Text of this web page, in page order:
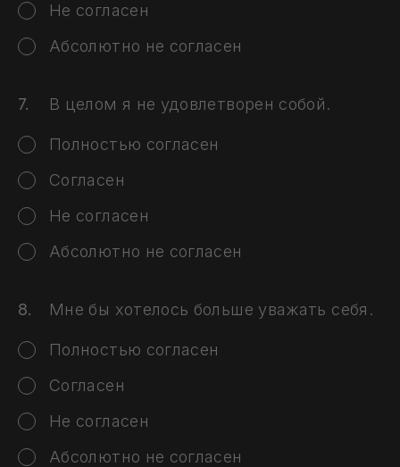
Не согласен
Абсолютно не согласен
В целом я не удовлетворен собой.
Полностью согласен
Согласен
Не согласен
Абсолютно не согласен
Мне бы хотелось больше уважать себя.
Полностью согласен
Согласен
Не согласен
Абсолютно не согласен